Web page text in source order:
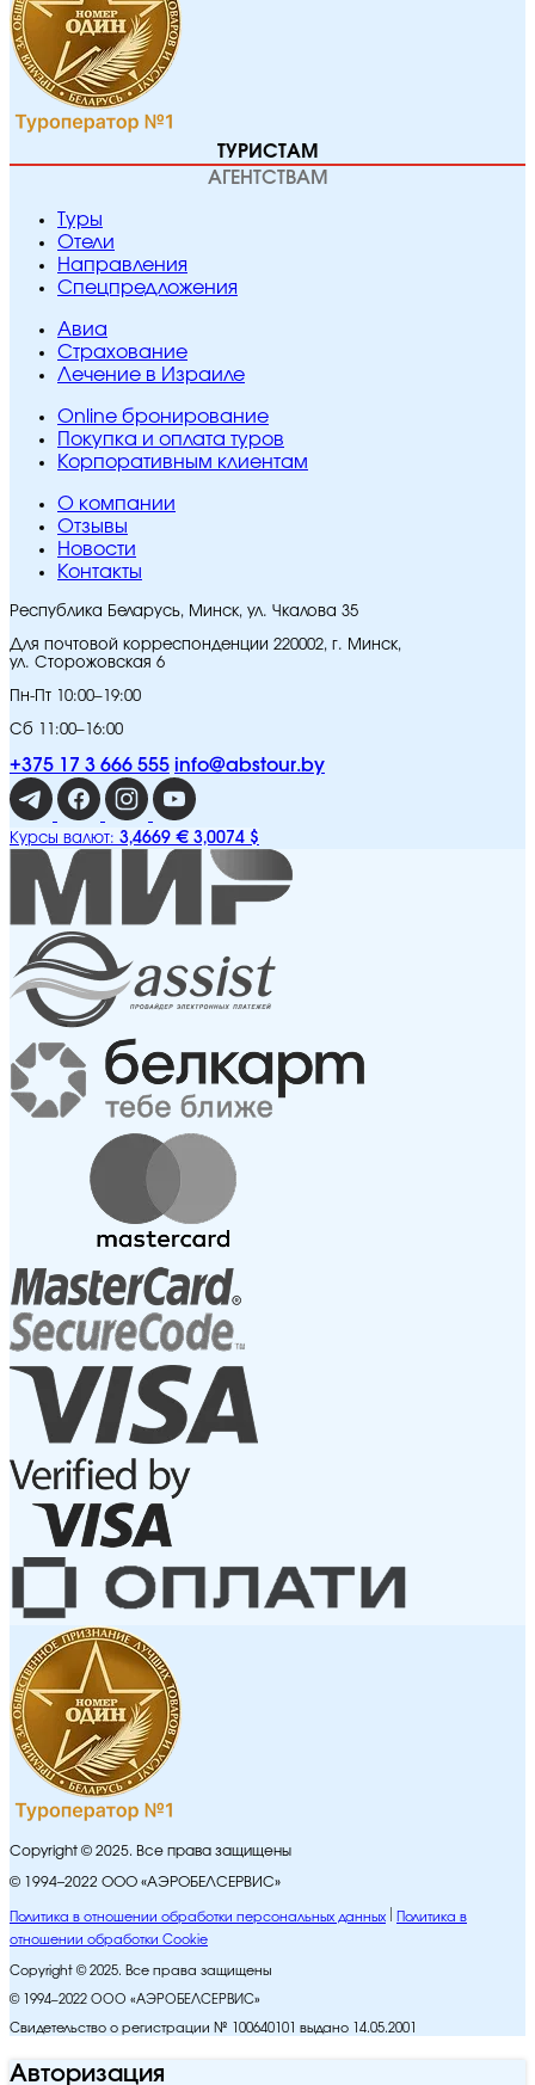
ТУРИСТАМ
АГЕНТСТВАМ
Туры
Отели
Направления
Спецпредложения
Авиа
Страхование
Лечение в Израиле
Online бронирование
Покупка и оплата туров
Корпоративным клиентам
O компании
Отзывы
Новости
Контакты
Республика Беларусь, Минск, ул. Чкалова 35
Для почтовой корреспонденции 220002, г. Минск,
ул. Сторожовская 6
Пн-Пт 10:00–19:00
Сб 11:00–16:00
+375 17 3 666 555 info@abstour.by
Курсы валют: 3,4669 € 3,0074 $
Copyright © 2025. Все права защищены
© 1994–2022 ООО «АЭРОБЕЛСЕРВИС»
Политика в отношении обработки персональных данных
Политика в
отношении обработки Cookie
Copyright © 2025. Все права защищены
© 1994–2022 ООО «АЭРОБЕЛСЕРВИС»
Свидетельство о регистрации № 100640101 выдано 14.05.2001
Авторизация